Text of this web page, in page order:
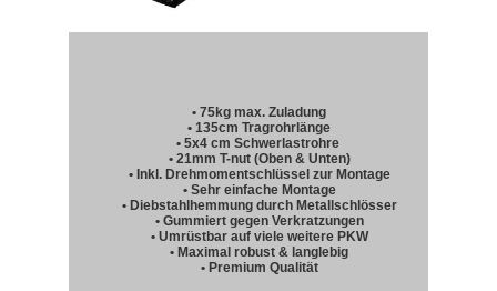
• 75kg max. Zuladung
• 135cm Tragrohrlänge
• 5x4 cm Schwerlastrohre
• 21mm T-nut (Oben & Unten)
• Inkl. Drehmomentschlüssel zur Montage
• Sehr einfache Montage
• Diebstahlhemmung durch Metallschlösser
• Gummiert gegen Verkratzungen
• Umrüstbar auf viele weitere PKW
• Maximal robust & langlebig
• Premium Qualität